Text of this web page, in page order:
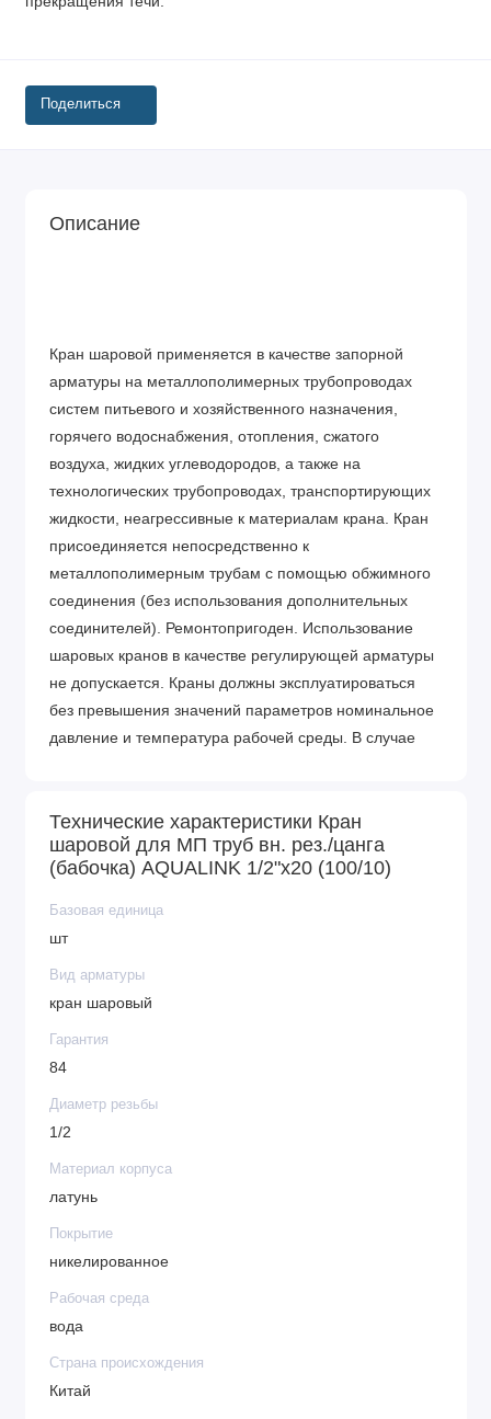
Поделиться
Описание
Кран шаровой применяется в качестве запорной
арматуры на металлополимерных трубопроводах
систем питьевого и хозяйственного назначения,
горячего водоснабжения, отопления, сжатого
воздуха, жидких углеводородов, а также на
технологических трубопроводах, транспортирующих
жидкости, неагрессивные к материалам крана. Кран
присоединяется непосредственно к
металлополимерным трубам с помощью обжимного
соединения (без использования дополнительных
соединителей). Ремонтопригоден. Использование
шаровых кранов в качестве регулирующей арматуры
не допускается. Краны должны эксплуатироваться
без превышения значений параметров номинальное
давление и температура рабочей среды. В случае
открывать/закрывать кран не реже одного раза в 6
месяцев. Если при эксплуатации крана возникла
небольшая протечка по штоку из-под рукоятки,
необходимо снять рукоятку и подтянуть гайку
Технические характеристики Кран
шаровой для МП труб вн. рез./цанга
(бабочка) AQUALINK 1/2"x20 (100/10)
Базовая единица
шт
Вид арматуры
кран шаровый
Гарантия
84
Диаметр резьбы
1/2
Материал корпуса
латунь
Покрытие
никелированное
Рабочая среда
вода
Страна происхождения
Китай